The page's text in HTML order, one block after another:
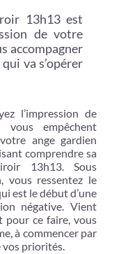
13h13 est
de votre
accompagner
va s’opérer
l’impression de
empêchent
ange gardien
comprendre sa
13h13. Sous
vous ressentez le
est le début d’une
négative. Vient
pour ce faire, vous
à commencer par
vos priorités.